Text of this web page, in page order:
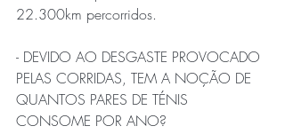
22.300km percorridos.
- DEVIDO AO DESGASTE PROVOCADO
PELAS CORRIDAS, TEM A NOÇÃO DE
QUANTOS PARES DE TÉNIS
CONSOME POR ANO?